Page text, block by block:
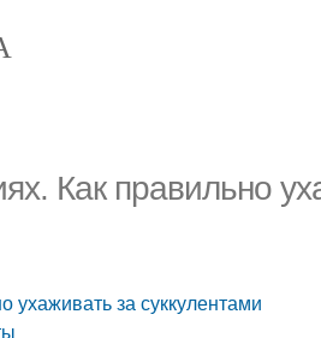
Как правильно
ухаживать за суккулентами